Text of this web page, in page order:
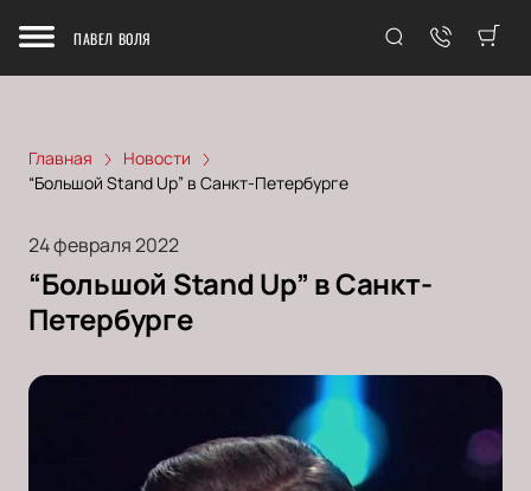
ПАВЕЛ ВОЛЯ
Главная
Новости
“Большой Stand Up” в Санкт-Петербурге
24 февраля 2022
“Большой Stand Up” в Санкт-
Петербурге